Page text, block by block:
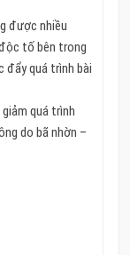
được nhiều
tố bên trong
đẩy quá trình bài
quá trình
do bã nhờn –